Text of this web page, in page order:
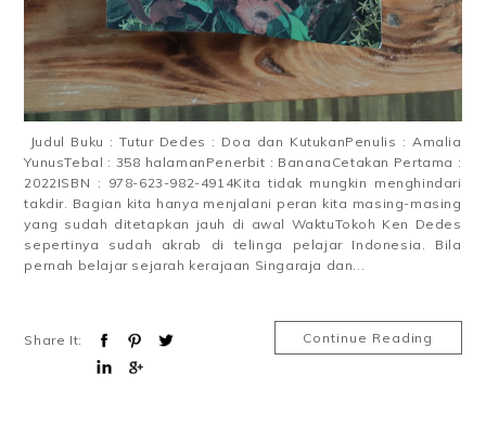
Judul Buku : Tutur Dedes : Doa dan KutukanPenulis : Amalia
YunusTebal : 358 halamanPenerbit : BananaCetakan Pertama :
2022ISBN : 978-623-982-4914Kita tidak mungkin menghindari
takdir. Bagian kita hanya menjalani peran kita masing-masing
yang sudah ditetapkan jauh di awal WaktuTokoh Ken Dedes
sepertinya sudah akrab di telinga pelajar Indonesia. Bila
pernah belajar sejarah kerajaan Singaraja dan...
Share It: Continue Reading